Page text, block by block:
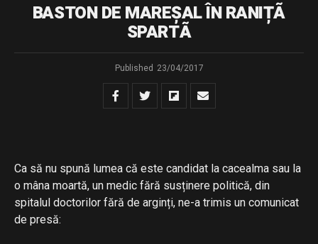
BASTON DE MAREȘAL ÎN RANIȚÃ
SPARTÃ
Published 23/04/2017
Ca să nu spună lumea că este candidat la cacealma sau la
o mâna moartă, un medic fără susținere politică, din
spitalul doctorilor fără de arginți, ne-a trimis un comunicat
de presă: